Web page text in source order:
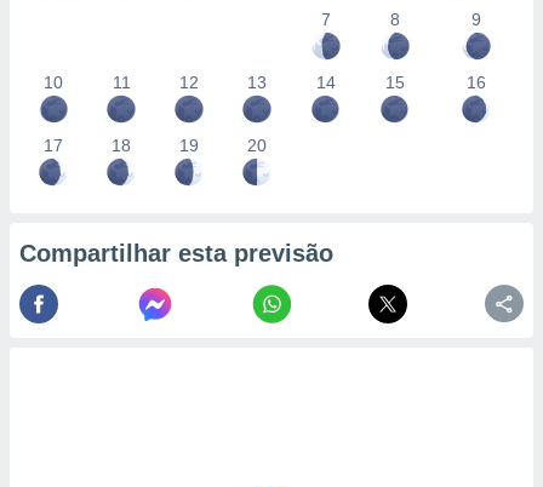
7
8 9
10 11 12 13 14 15 16
17 18 19 20
Compartilhar esta previsão